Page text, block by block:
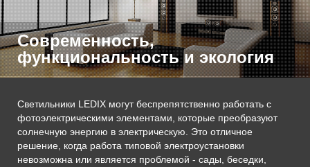
Современность,
функциональность и экология
Светильники LEDIX могут беспрепятственно работать с
фотоэлектрическими элементами, которые преобразуют
солнечную энергию в электрическую. Это отличное
решение, когда работа типовой электроустановки
невозможна или является проблемой - сады, беседки,